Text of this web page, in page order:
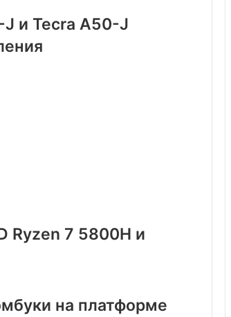
и Tecra A50-J
Ryzen 7 5800H и
на платформе